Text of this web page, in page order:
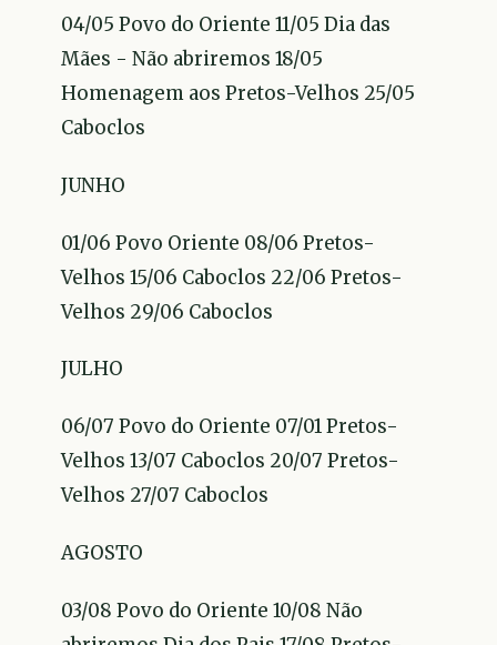
04/05 Povo do Oriente 11/05 Dia das
Mães - Não abriremos 18/05
Homenagem aos Pretos-Velhos 25/05
Caboclos
JUNHO
01/06 Povo Oriente 08/06 Pretos-
Velhos 15/06 Caboclos 22/06 Pretos-
Velhos 29/06 Caboclos
JULHO
06/07 Povo do Oriente 07/01 Pretos-
Velhos 13/07 Caboclos 20/07 Pretos-
Velhos 27/07 Caboclos
AGOSTO
03/08 Povo do Oriente 10/08 Não